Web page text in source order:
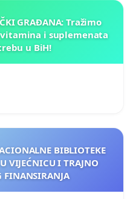
GRAĐANA: Tražimo
i suplemenata
u BiH!
BIBLIOTEKE
VIJEĆNICU I TRAJNO
FINANSIRANJA